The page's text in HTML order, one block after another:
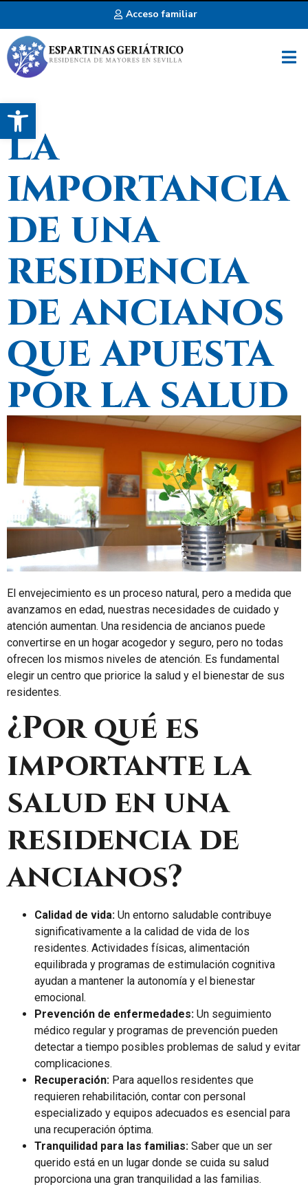
Abrir barra de herramientas
Acceso familiar
La
importancia
de una
residencia
de ancianos
que apuesta
por la salud
El envejecimiento es un proceso natural, pero a medida que
avanzamos en edad, nuestras necesidades de cuidado y
atención aumentan. Una residencia de ancianos puede
convertirse en un hogar acogedor y seguro, pero no todas
ofrecen los mismos niveles de atención. Es fundamental
elegir un centro que priorice la salud y el bienestar de sus
residentes.
¿Por qué es
importante la
salud en una
residencia de
ancianos?
Calidad de vida: Un entorno saludable contribuye
significativamente a la calidad de vida de los
residentes. Actividades físicas, alimentación
equilibrada y programas de estimulación cognitiva
ayudan a mantener la autonomía y el bienestar
emocional.
Prevención de enfermedades: Un seguimiento
médico regular y programas de prevención pueden
detectar a tiempo posibles problemas de salud y evitar
complicaciones.
Recuperación: Para aquellos residentes que
requieren rehabilitación, contar con personal
especializado y equipos adecuados es esencial para
una recuperación óptima.
Tranquilidad para las familias: Saber que un ser
querido está en un lugar donde se cuida su salud
proporciona una gran tranquilidad a las familias.